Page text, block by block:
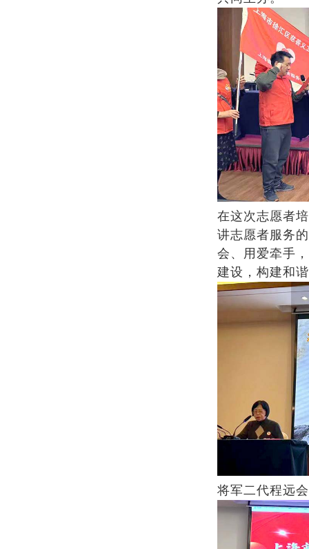
在这次志愿者
讲志愿者服务
会、用爱牵手
建设，构建和
将军二代程远